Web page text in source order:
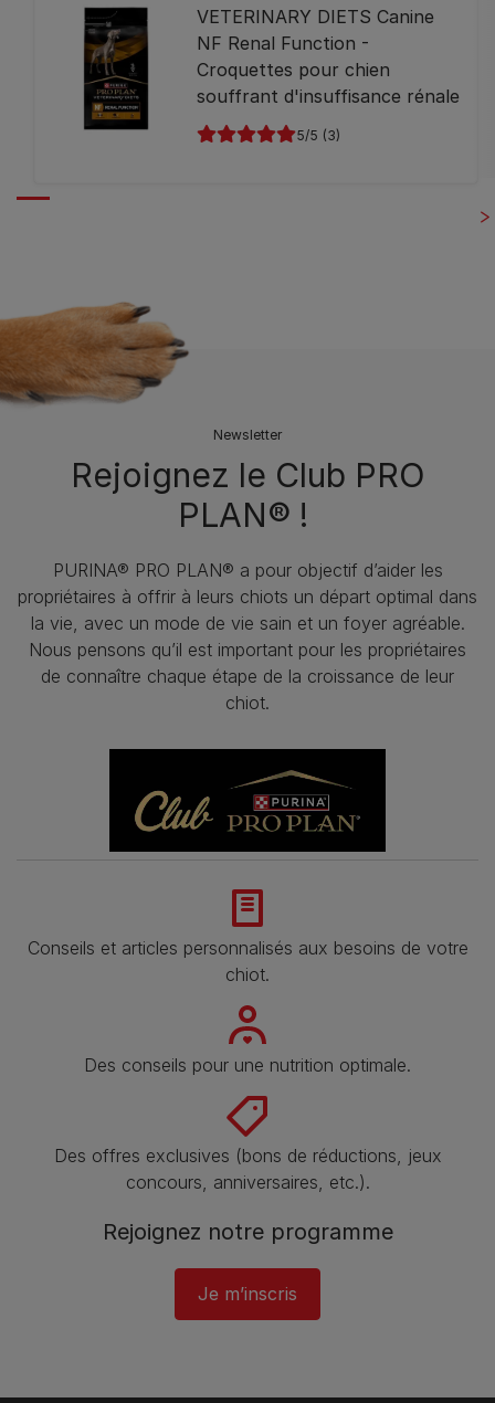
VETERINARY DIETS Canine
NF Renal Function -
Croquettes pour chien
souffrant d'insuffisance rénale
5 (3)
Newsletter
Rejoignez le Club PRO
PLAN® !
PURINA® PRO PLAN® a pour objectif d’aider les
propriétaires à offrir à leurs chiots un départ optimal dans
la vie, avec un mode de vie sain et un foyer agréable.
Nous pensons qu’il est important pour les propriétaires
de connaître chaque étape de la croissance de leur
chiot.
Conseils et articles personnalisés aux besoins de votre
chiot.
Des conseils pour une nutrition optimale.
Des offres exclusives (bons de réductions, jeux
concours, anniversaires, etc.).
Rejoignez notre programme​
Je m’inscris